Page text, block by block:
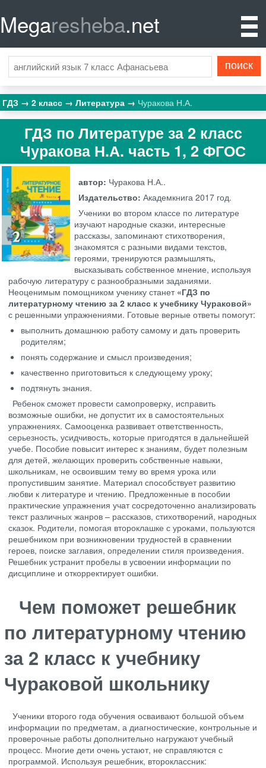
Megaresheba.net
ГДЗ 2 класс Литература Чуракова Н.А.
ГДЗ по Литературе за 2 класс
Чуракова Н.А. часть 1, 2 ФГОС
автор: Чуракова Н.А..
Издательство:Академкнига 2017 год.
Ученики во втором классе по литературе
изучают народные сказки, интересные
рассказы, запоминают стихотворения,
знакомятся с разными видами текстов,
героями, тренируются размышлять,
высказывать собственное мнение, используя
рабочую литературу с разнообразными заданиями.
Неоценимым помощником ученику станет «ГДЗ по
литературному чтению за 2 класс к учебнику Чураковой»
с решенными упражнениями. Готовые верные ответы помогут:
выполнить домашнюю работу самому и дать проверить
родителям;
понять содержание и смысл произведения;
качественно приготовиться к следующему уроку;
подтянуть знания.
Ребенок сможет провести самопроверку, исправить
возможные ошибки, не допустит их в самостоятельных
упражнениях. Самооценка развивает ответственность,
серьезность, усидчивость, которые пригодятся в дальнейшей
учебе. Пособие повысит интерес к знаниям, будет полезным
для детей, желающих проверить собственные навыки,
школьникам, не освоившим тему во время урока или
пропустившим занятие. Материал способствует развитию
любви к литературе и чтению. Предложенные в пособии
практические упражнения учат сосредоточенно анализировать
текст различных жанров – рассказов, стихотворений, народных
сказок. Родители, помогая второклашке с уроками, пользуются
решебником при возникновении трудностей в сравнении
героев, поиске заглавия, определении стиля произведения.
Решебник устранит пробелы в усвоении информации по
дисциплине и откорректирует ошибки.
Чем поможет решебник
по литературному чтению
за 2 класс к учебнику
Чураковой школьнику
Ученики второго года обучения осваивают большой объем
информации по предметам, а диагностические, контрольные и
проверочные работы дополнительно нагружают учебный
процесс. Многие дети очень устают, не справляются с
программой. Используя решебник, второклассник: